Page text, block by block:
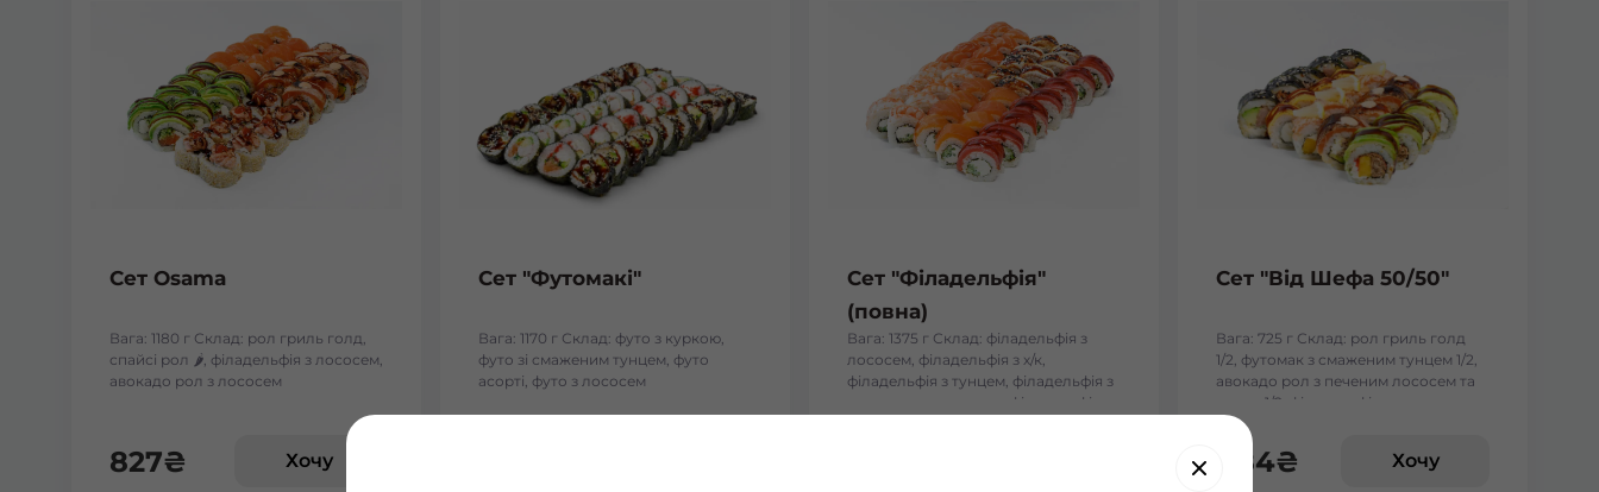
Сет Osama
Вага: 1180 г Склад: рол гриль голд,
спайсі рол 🌶️, філадельфія з лососем,
авокадо рол з лососем
827₴ Хочу
Сет "Футомакі"
Вага: 1170 г Склад: футо з куркою,
футо зі смаженим тунцем, футо
асорті, футо з лососем
Сет "Філадельфія"
(повна)
Вага: 1375 г Склад: філадельфія з
лососем, філадельфія з х/к,
філадельфія з тунцем, філадельфія з
тигровою креветкою, філадельфія з
Сет "Від Шефа 50/50"
Вага: 725 г Склад: рол гриль голд
1/2, футомак з смаженим тунцем 1/2,
авокадо рол з печеним лососем та
манго 1/2, філадельфія гриль з манго
1/2, чіз рол 1/2
484₴ Хочу